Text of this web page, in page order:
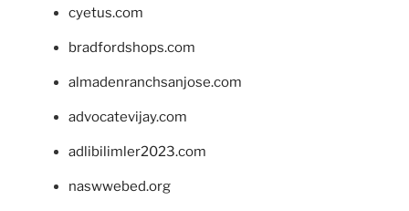
cyetus.com
bradfordshops.com
almadenranchsanjose.com
advocatevijay.com
adlibilimler2023.com
naswwebed.org